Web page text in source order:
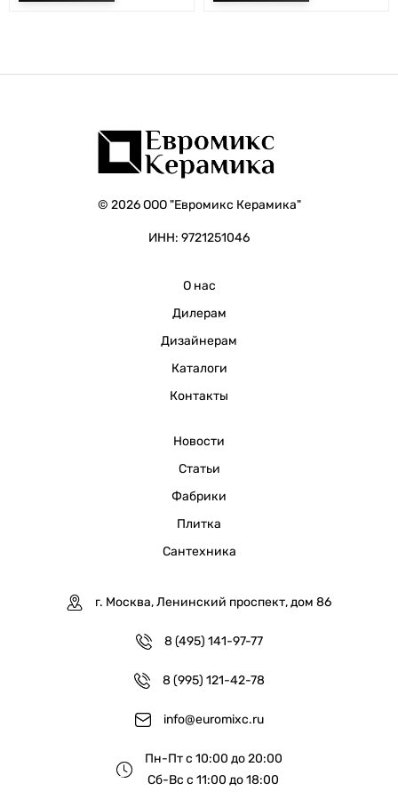
© 2026 ООО "Евромикс Керамика"
ИНН: 9721251046
О нас
Дилерам
Дизайнерам
Каталоги
Контакты
Новости
Статьи
Фабрики
Плитка
Сантехника
г. Москва, Ленинский проспект, дом 86
8 (495) 141-97-77
8 (995) 121-42-78
info@euromixc.ru
Пн-Пт с 10:00 до 20:00
Сб-Вс с 11:00 до 18:00